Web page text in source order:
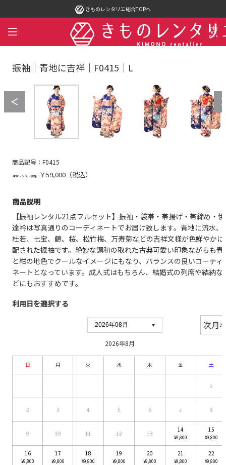
きものレンタリエ総合TOPへ
振袖｜青地に吉祥｜F0415｜L
商品記号：F0415
通常レンタル価格： ￥59,000（税込）
商品説明
【振袖レンタル21点フルセット】振袖・袋帯・帯揚げ・帯締め・伊
達衿は写真通りのコーディネートでお届け致します。青地に流水、
杜若、七宝、鶴、桜、松竹梅、万寿菊などの吉祥文様が色鮮やかに
配された振袖です。絶妙な調和の取れた古典可愛い印象ながらも青
と紺の地色でクールなイメージにもなり、バランスの良いコーティ
ネートとなっています。成人式はもちろん、結婚式の列席や結納な
どにもおすすめです。
利用日を選択する
2026年8月
日 月 火 水 木 金 土
1
2 3 4 5 6 7 8
9 10 11 12 13
14
¥9,800
15
¥9,800
16
¥9,800
17
¥9,800
18
¥9,800
19
¥9,800
20
¥9,800
21
¥9,800
22
¥9,800